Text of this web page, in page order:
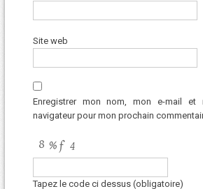
Site web
Enregistrer mon nom, mon e-mail
navigateur pour mon prochain
Tapez le code ci dessus (obligatoire)